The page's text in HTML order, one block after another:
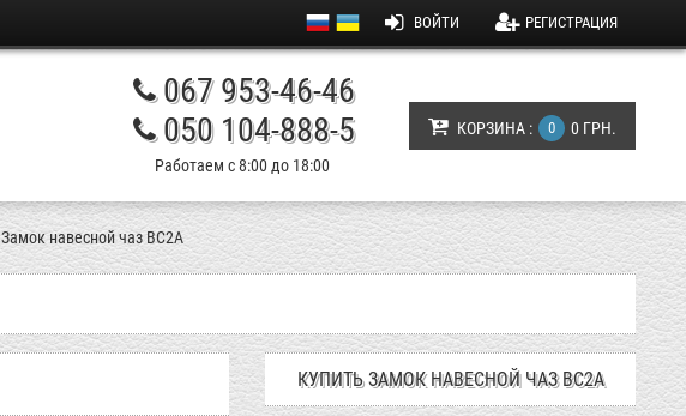
067 953-46-46
050 104-888-5
Работаем с 8:00 до 18:00
КОРЗИНА : 0 0 ГРН.
Замок навесной чаз ВС2А
КУПИТЬ ЗАМОК НАВЕСНОЙ ЧАЗ ВС2А
ВОЙТИ РЕГИСТРАЦИЯ